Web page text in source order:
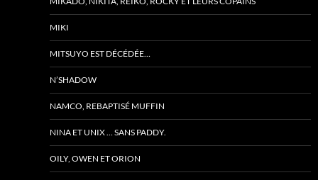
MIKI
MITSUYO EST DÉCÉDÉE…
N’SHADOW
NAMCO, REBAPTISÉ MUFFIN
NINA ET UNIX … SANS PADDY.
OILY, OWEN ET ORION